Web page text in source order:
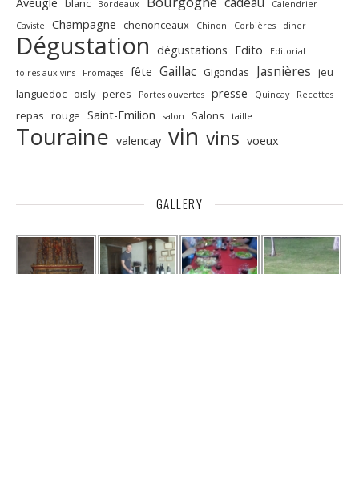
blanc Bordeaux
Calendrier
Caviste
Champagne chenonceaux Chinon Corbières diner
Dégustation dégustations Edito
Editorial
foires aux vins
Fromages fête Gaillac Gigondas Jasnières jeu
languedoc oisly peres Portes ouvertes presse Quincay Recettes
repas rouge Saint-Emilion salon Salons taille
Touraine valencay vin vins voeux
GALLERY